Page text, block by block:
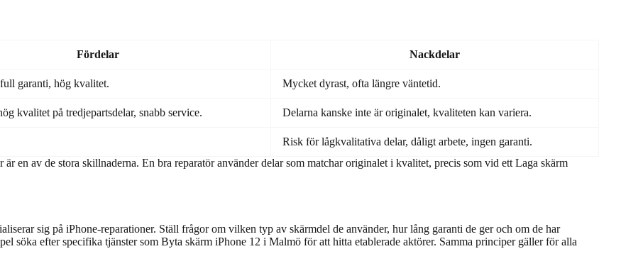
Fördelar Nackdelar
garanti, hög kvalitet. Mycket dyrast, ofta längre väntetid.
kvalitet på tredjepartsdelar, snabb service. Delarna kanske inte är originalet, kvaliteten kan variera.
Risk för lågkvalitativa delar, dåligt arbete, ingen garanti.
en av de stora skillnaderna. En bra reparatör använder delar som matchar originalet i kvalitet, precis som vid ett Laga skärm
sig på iPhone-reparationer. Ställ frågor om vilken typ av skärmdel de använder, hur lång garanti de ger och om de har
söka efter specifika tjänster som Byta skärm iPhone 12 i Malmö för att hitta etablerade aktörer. Samma principer gäller för alla